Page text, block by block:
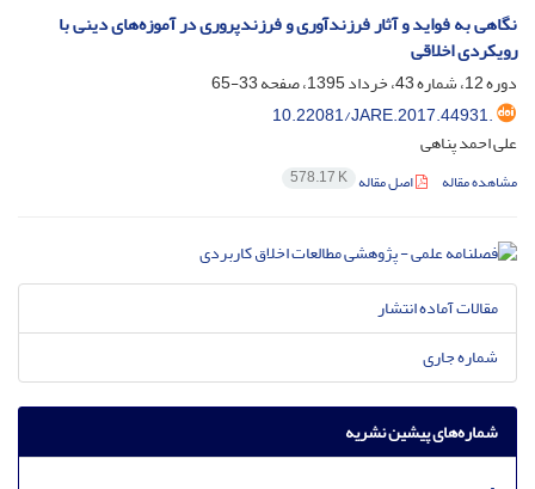
نگاهی به فواید و آثار فرزندآوری و فرزندپروری در آموزه‌های دینی با
رویکردی اخلاقی
دوره 12، شماره 43، خرداد 1395، صفحه
33-65
10.22081/JARE.2017.44931.
علی احمد پناهی
مشاهده مقاله اصل مقاله 578.17 K
مقالات آماده انتشار
شماره جاری
شماره‌های پیشین نشریه